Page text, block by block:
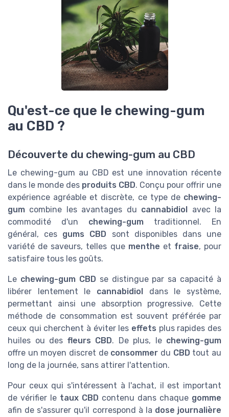
Qu'est-ce que le chewing-gum
au CBD ?
Découverte du chewing-gum au CBD
Le chewing-gum au CBD est une innovation récente
dans le monde des produits CBD. Conçu pour offrir une
expérience agréable et discrète, ce type de chewing-
gum combine les avantages du cannabidiol
avec la
commodité d'un chewing-gum traditionnel. En
général, ces gums CBD sont disponibles dans une
variété de saveurs, telles que menthe et fraise, pour
satisfaire tous les goûts.
Le chewing-gum CBD se distingue par sa capacité à
libérer lentement le cannabidiol
dans le système,
permettant ainsi une absorption progressive. Cette
méthode de consommation est souvent préférée par
ceux qui cherchent à éviter les effets plus rapides des
huiles ou des fleurs CBD. De plus, le chewing-gum
offre un moyen discret de consommer du CBD tout au
long de la journée, sans attirer l'attention.
Pour ceux qui s'intéressent à l'achat, il est important
de vérifier le taux CBD contenu dans chaque gomme
afin de s'assurer qu'il correspond à la dose journalière